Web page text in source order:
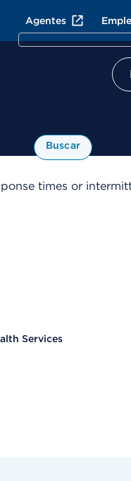
Agentes
Buscar
times or
Services